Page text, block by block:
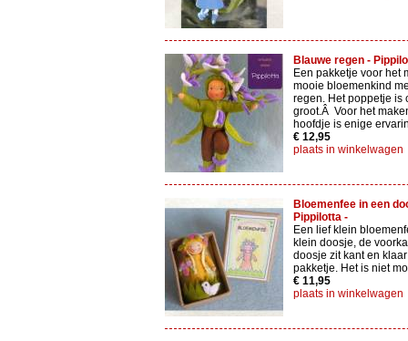
Blauwe regen -
Een pakketje voor het
mooie bloemenkind
regen. Het poppetje is
groot.Â Voor het
hoofdje is enige
€ 12,95
plaats in winkelwagen
Bloemenfee in een
Pippilotta -
Een lief klein
klein doosje, de
doosje zit kant en
pakketje. Het is niet
€ 11,95
plaats in winkelwagen